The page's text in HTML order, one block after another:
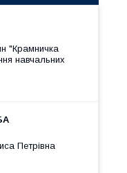
"Крамничка
навчальних
Петрівна